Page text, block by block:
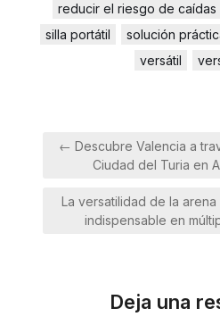
reducir el riesgo de caídas
silla portátil
solución
versátil
Navegación
← Descubre Valencia a
Ciudad del Turia en
La versatilidad de la
indispensable en
Deja una